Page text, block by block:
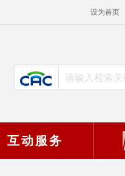
设为首页
互动服务